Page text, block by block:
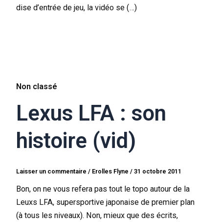
dise d’entrée de jeu, la vidéo se (…)
Non classé
Lexus LFA : son
histoire (vid)
Laisser un commentaire / Erolles Flyne/31 octobre 2011
Bon, on ne vous refera pas tout le topo autour de la
Leuxs LFA, supersportive japonaise de premier plan
(à tous les niveaux). Non, mieux que des écrits,